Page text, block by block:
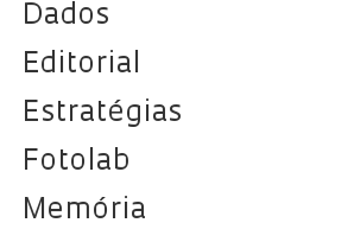
Dados
Editorial
Estratégias
Fotolab
Memória